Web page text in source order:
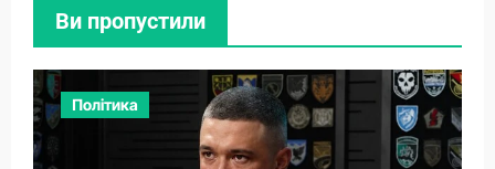
Ви пропустили
Політика